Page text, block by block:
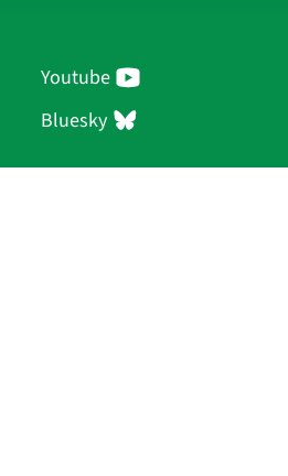
Youtube
Bluesky